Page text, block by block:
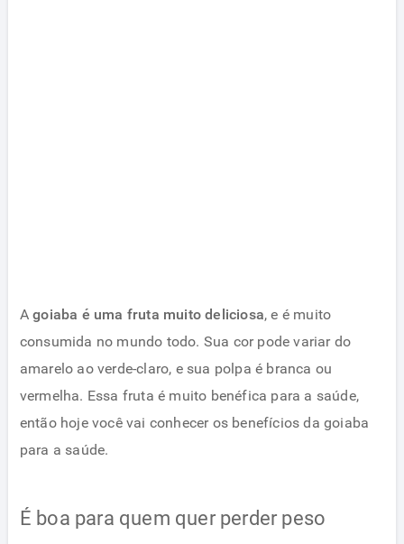
Agoiaba é uma fruta muito deliciosa, e é muito
consumida no mundo todo. Sua cor pode variar do
amarelo ao verde-claro, e sua polpa é branca ou
vermelha. Essa fruta é muito benéfica para a saúde,
então hoje você vai conhecer os benefícios da goiaba
para a saúde.
É boa para quem quer perder peso